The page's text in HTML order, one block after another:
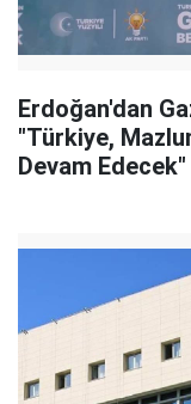
Erdoğan'dan
"Türkiye,
Devam Edecek"